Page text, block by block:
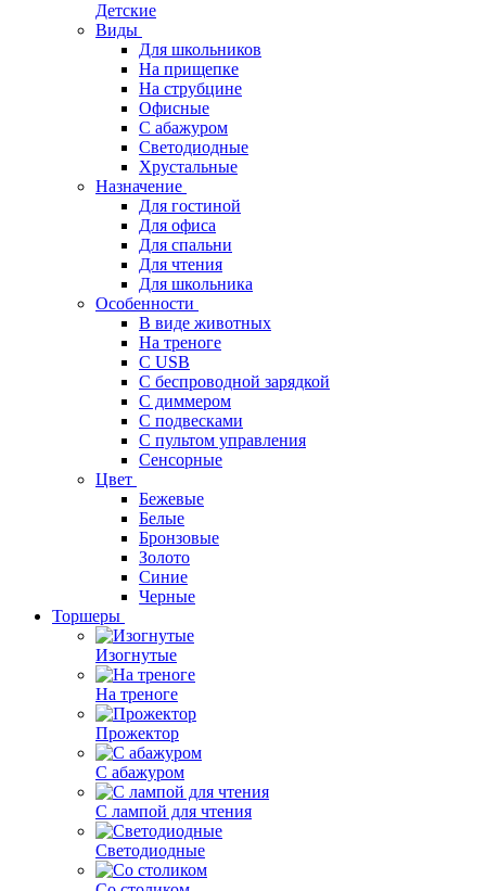
Детские
Виды
Для школьников
На прищепке
На струбцине
Офисные
С абажуром
Светодиодные
Хрустальные
Назначение
Для гостиной
Для офиса
Для спальни
Для чтения
Для школьника
Особенности
В виде животных
На треноге
С USB
С беспроводной зарядкой
С диммером
С подвесками
С пультом управления
Сенсорные
Цвет
Бежевые
Белые
Бронзовые
Золото
Синие
Черные
Торшеры
Изогнутые
На треноге
Прожектор
С абажуром
С лампой для чтения
Светодиодные